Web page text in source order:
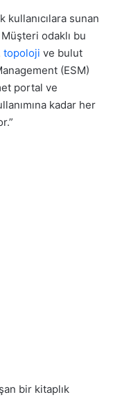
sunan
odaklı bu
topoloji ve bulut
(ESM)
portal ve
kadar her
bir kitaplık